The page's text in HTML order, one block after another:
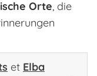
Orte, die
et Elba